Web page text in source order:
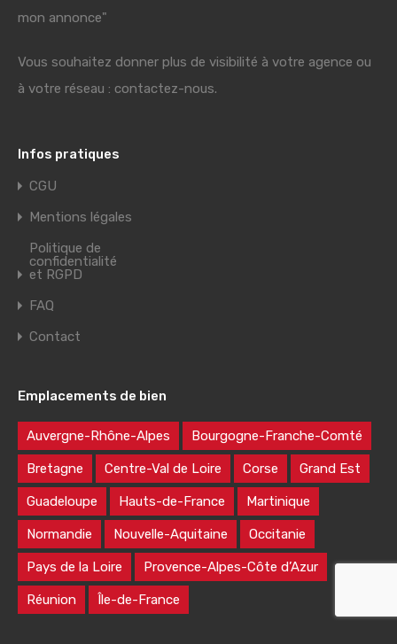
mon annonce"
Vous souhaitez donner plus de visibilité à votre agence ou
à votre réseau : contactez-nous.
Infos pratiques
CGU
Mentions légales
Politique de
confidentialité
et RGPD
FAQ
Contact
Emplacements de bien
Auvergne-Rhône-Alpes Bourgogne-Franche-Comté
Bretagne Centre-Val de Loire Corse Grand Est
Guadeloupe Hauts-de-France Martinique
Normandie Nouvelle-Aquitaine Occitanie
Pays de la Loire Provence-Alpes-Côte d’Azur
Réunion Île-de-France